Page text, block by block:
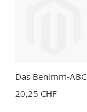
Das Benimm-ABC
20,25 CHF